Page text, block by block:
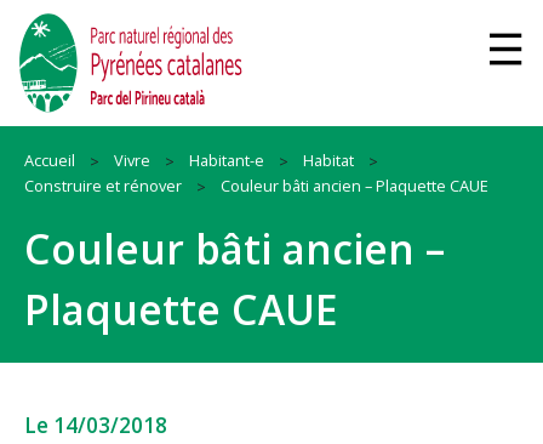
Accueil Vivre Habitant-e
Habitat
Construire et rénover
Couleur bâti ancien – Plaquette CAUE
Couleur bâti ancien –
Plaquette CAUE
Le 14/03/2018